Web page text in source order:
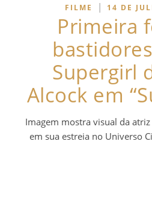
FILME | 14 DE
Primeira
Supergirl
Alcock em
Imagem mostra visual da atriz
em sua estreia no Universo